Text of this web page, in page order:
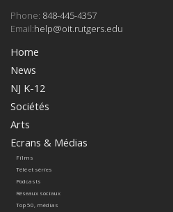
Home
News
NJ K-12
Sociétés
Arts
Ecrans & Médias
Films
Télé et séries
Podcasts
Réseaux sociaux
Top 50, médias
Phone: 848-445-4357
Email:help@oit.rutgers.edu